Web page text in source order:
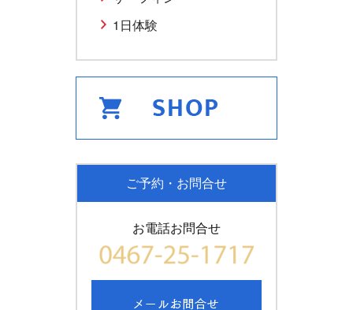
1日体験
ご予約・お問合せ
お電話お問合せ